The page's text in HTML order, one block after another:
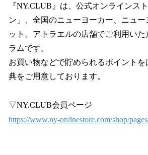
『NY.CLUB』は、公式オンラインス
ン」、全国のニューヨーカー、ニュー
ット、アトラエルの店舗でご利用い
ラムです。
お買い物などで貯められるポイント
典をご用意しております。
▽NY.CLUB会員ページ
https://www.ny-onlinestore.com/shop/